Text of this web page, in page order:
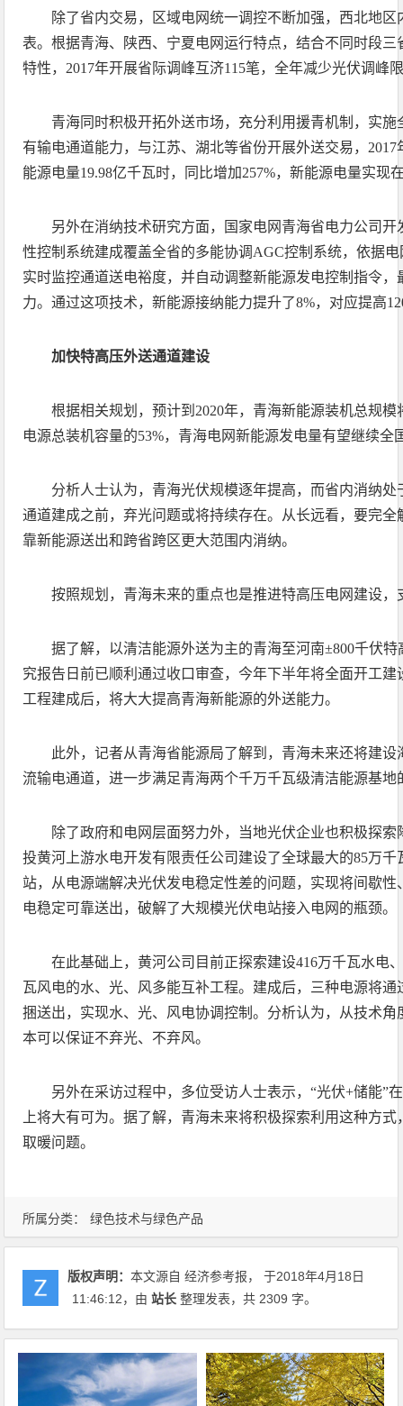
所属分类： 绿色技术与绿色产品
除了省内交易，区域电网统一调控不断加强，西北地
表。根据青海、陕西、宁夏电网运行特点，结合不同时段
特性，2017年开展省际调峰互济115笔，全年减少光伏调峰
青海同时积极开拓外送市场，充分利用援青机制，实
有输电通道能力，与江苏、湖北等省份开展外送交易，
能源电量19.98亿千瓦时，同比增加257%，新能源电量实现
另外在消纳技术研究方面，国家电网青海省电力公司
性控制系统建成覆盖全省的多能协调AGC控制系统，依据
实时监控通道送电裕度，并自动调整新能源发电控制指令
力。通过这项技术，新能源接纳能力提升了8%，对应提高
加快特高压外送通道建设
根据相关规划，预计到2020年，青海新能源装机总规模
电源总装机容量的53%，青海电网新能源发电量有望继续全
分析人士认为，青海光伏规模逐年提高，而省内消纳
通道建成之前，弃光问题或将持续存在。从长远看，要完
靠新能源送出和跨省跨区更大范围内消纳。
按照规划，青海未来的重点也是推进特高压电网建设
据了解，以清洁能源外送为主的青海至河南±800千伏
究报告日前已顺利通过收口审查，今年下半年将全面开工建
工程建成后，将大大提高青海新能源的外送能力。
此外，记者从青海省能源局了解到，青海未来还将建
流输电通道，进一步满足青海两个千万千瓦级清洁能源基地
除了政府和电网层面努力外，当地光伏企业也积极探
投黄河上游水电开发有限责任公司建设了全球最大的85万千
站，从电源端解决光伏发电稳定性差的问题，实现将间歇
电稳定可靠送出，破解了大规模光伏电站接入电网的瓶颈。
在此基础上，黄河公司目前正探索建设416万千瓦水电
瓦风电的水、光、风多能互补工程。建成后，三种电源将通
捆送出，实现水、光、风电协调控制。分析认为，从技术
本可以保证不弃光、不弃风。
另外在采访过程中，多位受访人士表示，“光伏+储能”
上将大有可为。据了解，青海未来将积极探索利用这种方
取暖问题。
版权声明：本文源自 经济参考报， 于2018年4月18日
11:46:12，由站长 整理发表，共 2309 字。